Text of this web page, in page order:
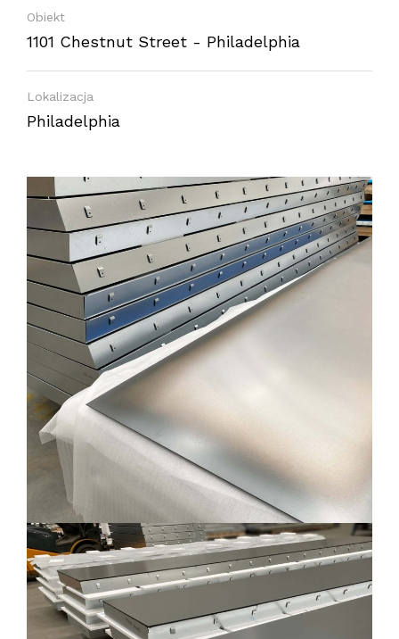
Obiekt
1101 Chestnut Street - Philadelphia
Lokalizacja
Philadelphia